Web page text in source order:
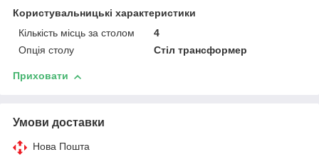
Користувальницькі характеристики
Кількість місць за столом
4
Опція столу
Стіл трансформер
Приховати
Умови доставки
Нова Пошта